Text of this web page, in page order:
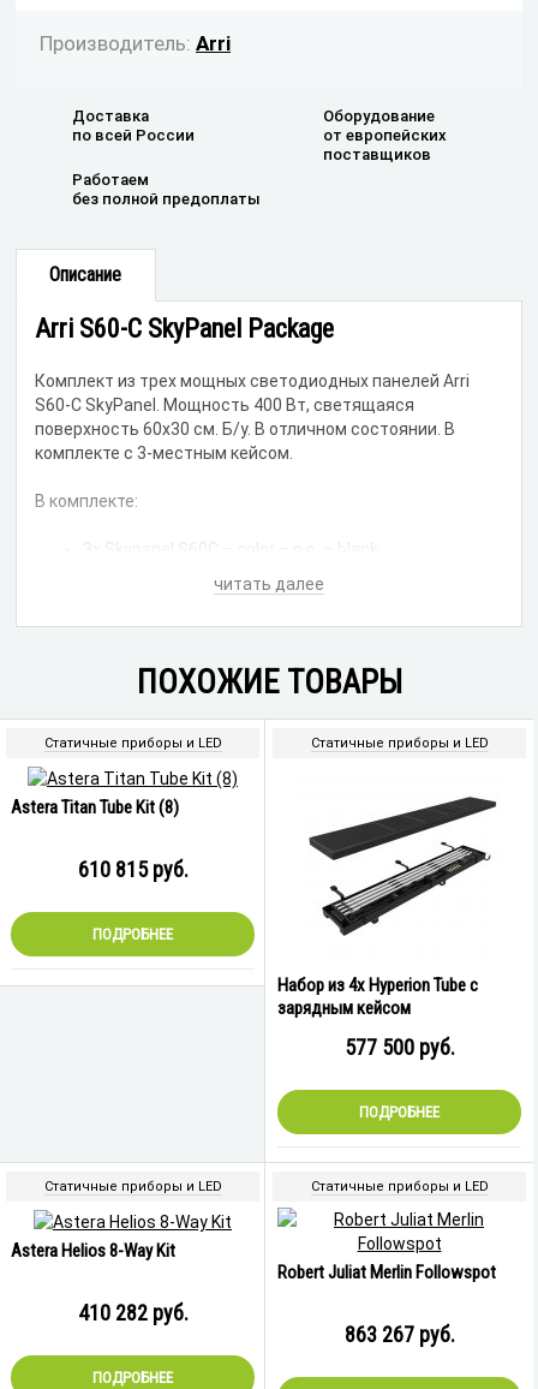
Производитель: Arri
Доставка
по всей России
Оборудование
от европейских
поставщиков
Работаем
без полной предоплаты
Описание
Arri S60-C SkyPanel Package
Комплект из трех мощных светодиодных панелей Arri
S60-C SkyPanel. Мощность 400 Вт, светящаяся
поверхность 60х30 см. Б/у. В отличном состоянии. В
комплекте с 3-местным кейсом.
В комплекте:
3x Skypanel S60C – color – p.o. – black
1x Flightcase arri skypanel S60C led – color
3x cC337 avenger quick action junior clamp
3x 1m powercon true1 mains cable
3x DC cable 1m (xlr3) Skypanel head/ballast
доставкой в Россию уточняйте.
читать далее
ПОХОЖИЕ ТОВАРЫ
Статичные приборы и LED
Astera Titan Tube Kit (8)
610 815руб.
ПОДРОБНЕЕ
Статичные приборы и LED
Набор из 4x Hyperion Tube с
зарядным кейсом
577 500руб.
ПОДРОБНЕЕ
Статичные приборы и LED
Astera Helios 8-Way Kit
410 282руб.
ПОДРОБНЕЕ
Статичные приборы и LED
Robert Juliat Merlin Followspot
863 267руб.